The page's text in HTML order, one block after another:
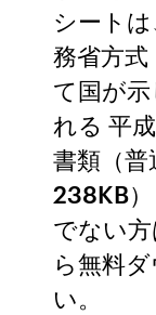
シート
務省方
て国が
れる 平
書類（普
238KB
でない
ら無料
い。